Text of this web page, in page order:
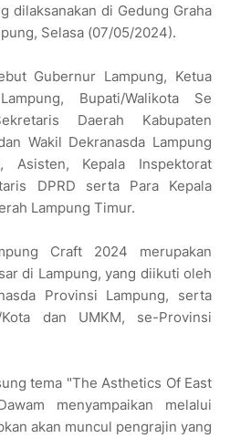
dilaksanakan di Gedung Graha
Selasa (07/05/2024).
Gubernur Lampung, Ketua
Bupati/Walikota Se
Daerah Kabupaten
Wakil Dekranasda Lampung
Kepala Inspektorat
DPRD serta Para Kepala
Lampung Timur.
Craft 2024 merupakan
di Lampung, yang diikuti oleh
Provinsi Lampung, serta
Kota dan UMKM, se-Provinsi
tema "The Asthetics Of East
menyampaikan melalui
akan muncul pengrajin yang